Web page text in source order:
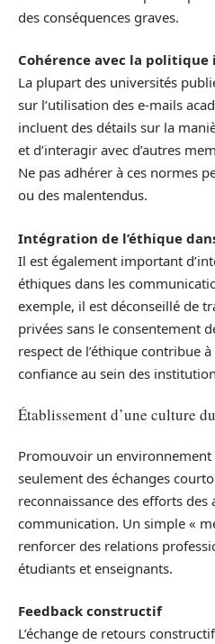
des conséquences graves.
Cohérence avec la
La plupart des universités
sur l’utilisation des e-mails
incluent des détails sur la
et d’interagir avec d’autres
Ne pas adhérer à ces normes
ou des malentendus.
Intégration de l’éthique
Il est également important
éthiques dans les
exemple, il est déconseillé de
privées sans le consentement
respect de l’éthique contribue
confiance au sein des
Établissement d’une culture
Promouvoir un
seulement des échanges
reconnaissance des efforts des
communication. Un simple «
renforcer des relations
étudiants et enseignants.
Feedback constructif
L’échange de retours